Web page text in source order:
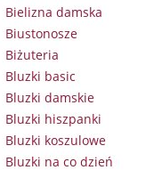
Bielizna damska
Biustonosze
Biżuteria
Bluzki basic
Bluzki damskie
Bluzki hiszpanki
Bluzki koszulowe
Bluzki na co dzień